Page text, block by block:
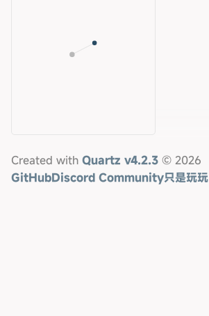
Created with Quartz v4.2.3 © 2026
GitHubDiscord Community只是玩玩